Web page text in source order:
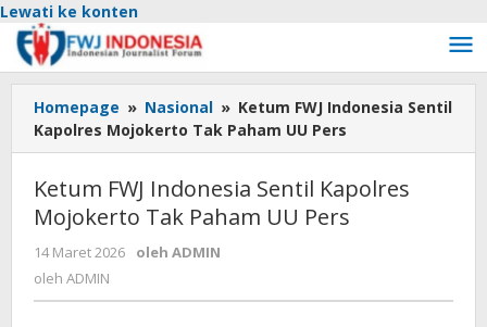
Lewati ke konten
Homepage » Nasional » Ketum FWJ Indonesia Sentil
Kapolres Mojokerto Tak Paham UU Pers
Ketum FWJ Indonesia Sentil Kapolres
Mojokerto Tak Paham UU Pers
14 Maret 2026 oleh ADMIN
oleh ADMIN